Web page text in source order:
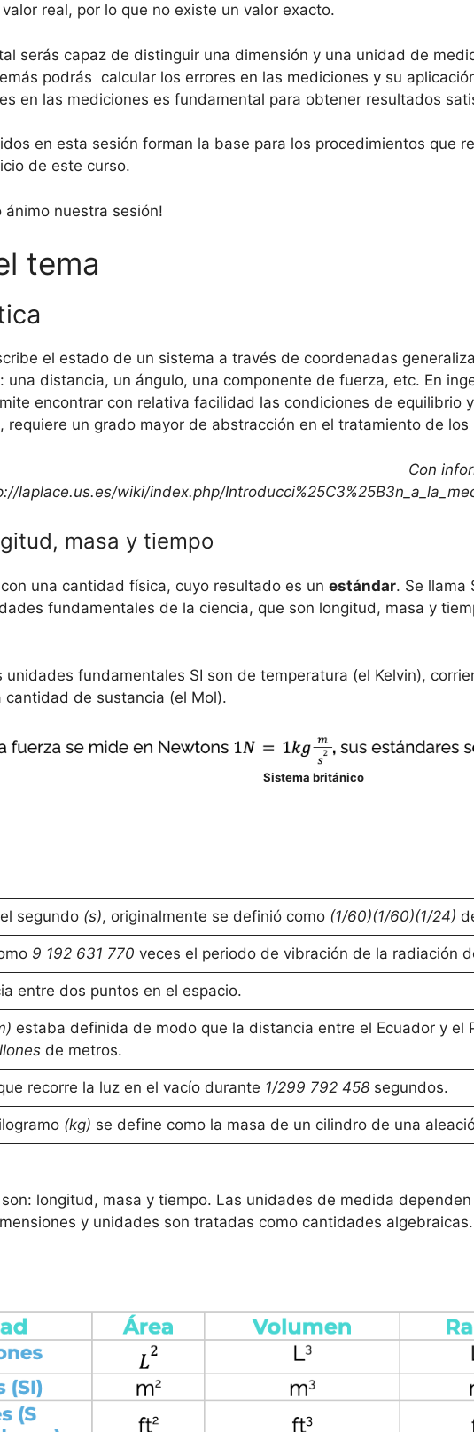
real, por lo que no existe un valor exacto.
serás capaz de distinguir una dimensión y una unidad de
podrás calcular los errores en las mediciones y su
en las mediciones es fundamental para obtener resultados
en esta sesión forman la base para los procedimientos que
de este curso.
ánimo nuestra sesión!
tema
el estado de un sistema a través de coordenadas
una distancia, un ángulo, una componente de fuerza, etc. En
encontrar con relativa facilidad las condiciones de equilibrio
requiere un grado mayor de abstracción en el tratamiento de los
Con
laplace.us.es/wiki/index.php/
masa y tiempo
una cantidad física, cuyo resultado es un estándar. Se llama
fundamentales de la ciencia, que son longitud, masa y
unidades fundamentales SI son de temperatura (el Kelvin),
cantidad de sustancia (el Mol).
Sistema británico
segundo (s), originalmente se definió como (1/60)(1/60)(1/24)
9 192 631 770 veces el periodo de vibración de la radiación
entre dos puntos en el espacio.
estaba definida de modo que la distancia entre el Ecuador y el
de metros.
recorre la luz en el vacío durante 1/299 792 458segundos.
(kg) se define como la masa de un cilindro de una
longitud, masa y tiempo. Las unidades de medida
y unidades son tratadas como cantidades algebraicas.